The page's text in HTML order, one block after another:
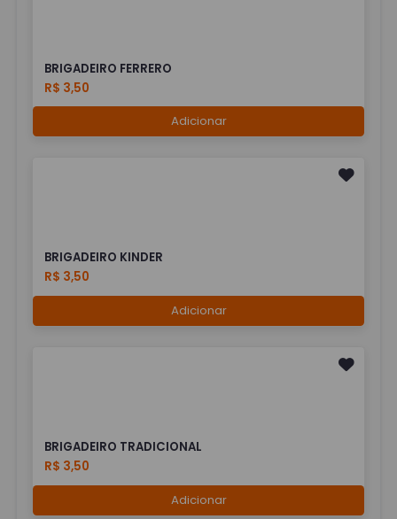
BRIGADEIRO FERRERO
R$ 3,50
Adicionar
BRIGADEIRO KINDER
R$ 3,50
Adicionar
BRIGADEIRO TRADICIONAL
R$ 3,50
Adicionar